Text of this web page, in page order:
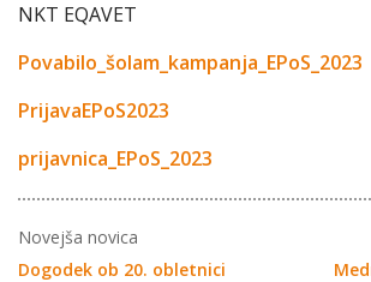
NKT EQAVET
Povabilo_šolam_kampanja_EPoS_2023
PrijavaEPoS2023
prijavnica_EPoS_2023
Novejša novica
Dogodek ob 20. obletnici